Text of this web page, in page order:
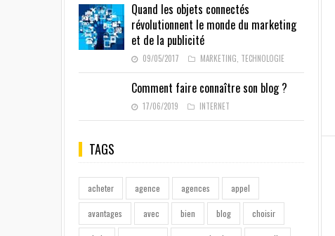
Quand les objets connectés
révolutionnent le monde du marketing
et de la publicité
09/05/2017 MARKETING TECHNOLOGIE
Comment faire connaître son blog ?
17/06/2019 INTERNET
TAGS
acheter agence agences appel
avantages avec bien blog choisir